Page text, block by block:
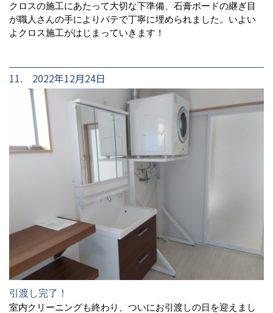
クロスの施工にあたって大切な下準備、石膏ボードの継ぎ目
が職人さんの手によりパテで丁寧に埋められました。いよい
よクロス施工がはじまっていきます！
11. 2022年12月24日
引渡し完了！
室内クリーニングも終わり、ついにお引渡しの日を迎えまし